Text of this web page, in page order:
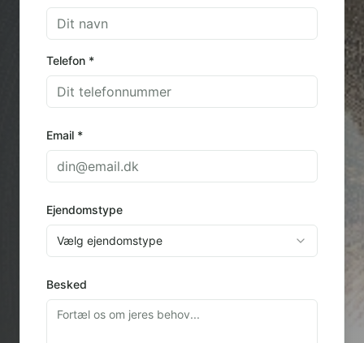
Telefon *
Email *
Ejendomstype
Vælg ejendomstype
Besked